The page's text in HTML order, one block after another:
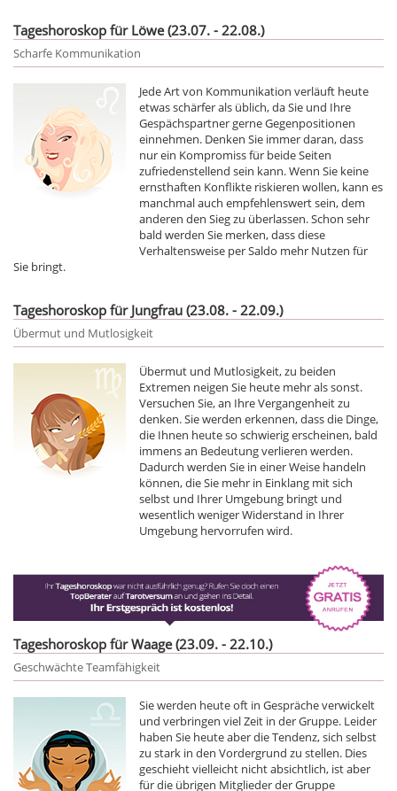
Tageshoroskop für Löwe (23.07. - 22.08.)
Scharfe Kommunikation
Jede Art von Kommunikation verläuft heute
etwas schärfer als üblich, da Sie und Ihre
Gespächspartner gerne Gegenpositionen
einnehmen. Denken Sie immer daran, dass
nur ein Kompromiss für beide Seiten
zufriedenstellend sein kann. Wenn Sie keine
ernsthaften Konflikte riskieren wollen, kann es
manchmal auch empfehlenswert sein, dem
anderen den Sieg zu überlassen. Schon sehr
bald werden Sie merken, dass diese
Verhaltensweise per Saldo mehr Nutzen für
Sie bringt.
Tageshoroskop für Jungfrau (23.08. - 22.09.)
Übermut und Mutlosigkeit
Übermut und Mutlosigkeit, zu beiden
Extremen neigen Sie heute mehr als sonst.
Versuchen Sie, an Ihre Vergangenheit zu
denken. Sie werden erkennen, dass die Dinge,
die Ihnen heute so schwierig erscheinen, bald
immens an Bedeutung verlieren werden.
Dadurch werden Sie in einer Weise handeln
können, die Sie mehr in Einklang mit sich
selbst und Ihrer Umgebung bringt und
wesentlich weniger Widerstand in Ihrer
Umgebung hervorrufen wird.
Tageshoroskop für Waage (23.09. - 22.10.)
Geschwächte Teamfähigkeit
Sie werden heute oft in Gespräche verwickelt
und verbringen viel Zeit in der Gruppe. Leider
haben Sie heute aber die Tendenz, sich selbst
zu stark in den Vordergrund zu stellen. Dies
geschieht vielleicht nicht absichtlich, ist aber
für die übrigen Mitglieder der Gruppe